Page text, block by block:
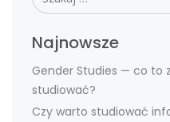
Najnowsze
Gender Studies — co to
studiować?
Czy warto studiować